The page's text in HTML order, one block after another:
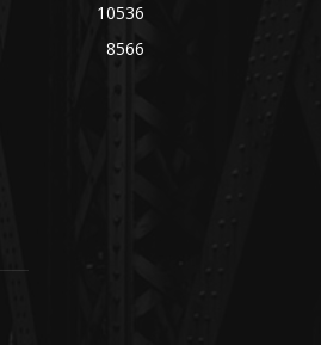
10536
8566